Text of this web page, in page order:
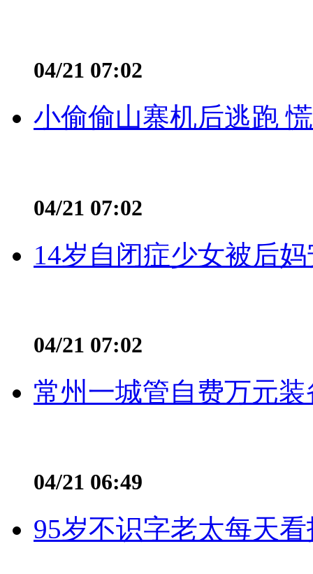
04/21 07:02
小偷偷山寨机后逃跑
04/21 07:02
14岁自闭症少女被后
04/21 07:02
常州一城管自费万元
04/21 06:49
95岁不识字老太每天